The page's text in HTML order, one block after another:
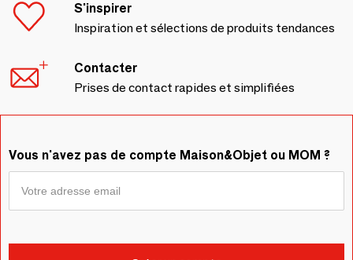
S'inspirer
Inspiration et sélections de produits tendances
Contacter
Prises de contact rapides et simplifiées
Vous n'avez pas de compte Maison&Objet ou MOM ?